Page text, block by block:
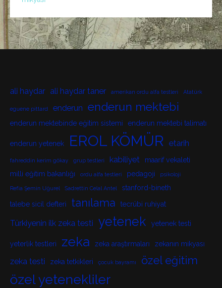
ali haydar ali haydar taner amerikan ordu alfa testleri Atatürk
eguene pittard enderun enderun mektebi
enderun mektebinde eğitim sistemi enderun mektebi talimatı
enderun yetenek EROL KÖMÜR etarih
fahreddin kerim gökay grup testleri kabiliyet
maarif vekaleti
milli eğitim bakanlığı
ordu alfa testleri pedagoji psikoloji
Refia Şemin Uğurel Sadrettin Celal Antel stanford-bineth
talebe sicil defteri tanılama tecrübi ruhiyat
Türkiyenin ilk zeka testi yetenek yetenek testi
yeterlik testleri zeka zeka araştırmaları zekanın mikyası
zeka testi zeka tetkikleri çocuk bayramı özel eğitim
özel yetenekliler